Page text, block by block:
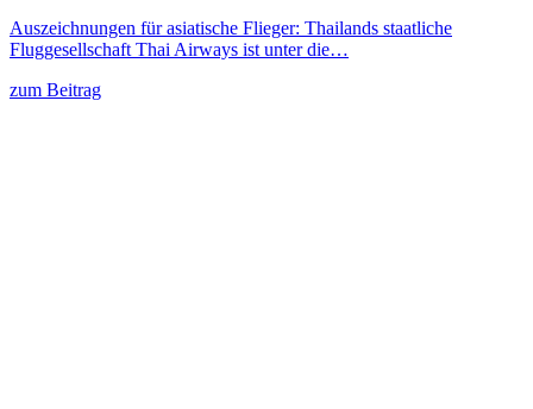
Auszeichnungen für asiatische Flieger: Thailands staatliche
Fluggesellschaft Thai Airways ist unter die…
zum Beitrag